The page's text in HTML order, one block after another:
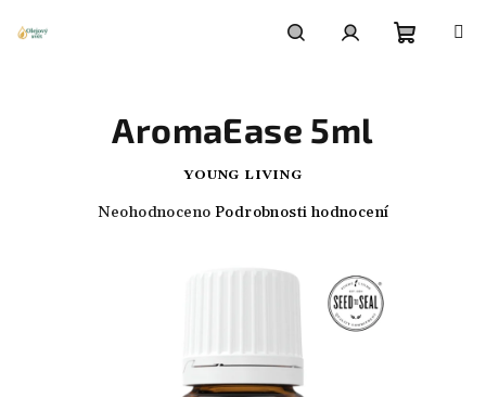
AromaEase 5ml
YOUNG LIVING
Průměrné
Neohodnoceno Podrobnosti hodnocení